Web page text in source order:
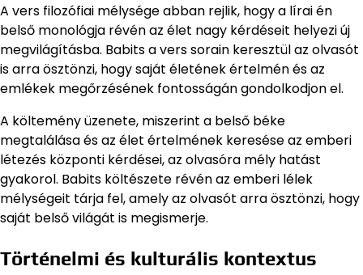
A vers filozófiai mélysége abban rejlik, hogy a lírai én
belső monológja révén az élet nagy kérdéseit helyezi új
megvilágításba. Babits a vers sorain keresztül az olvasót
is arra ösztönzi, hogy saját életének értelmén és az
emlékek megőrzésének fontosságán gondolkodjon el.
A költemény üzenete, miszerint a belső béke
megtalálása és az élet értelmének keresése az emberi
létezés központi kérdései, az olvasóra mély hatást
gyakorol. Babits költészete révén az emberi lélek
mélységeit tárja fel, amely az olvasót arra ösztönzi, hogy
saját belső világát is megismerje.
Történelmi és kulturális kontextus